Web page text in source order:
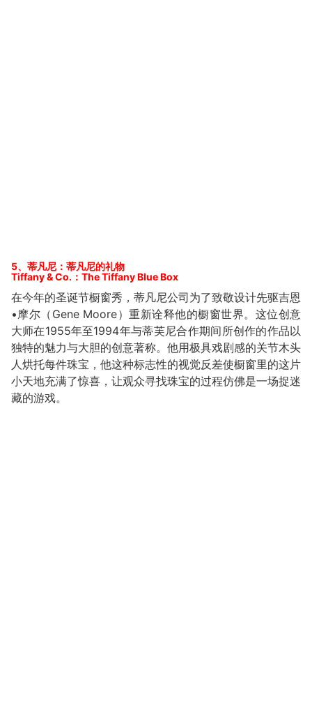
5、蒂凡尼：蒂凡尼的礼物
Tiffany & Co.：The Tiffany Blue Box
在今年的圣诞节橱窗秀，蒂凡尼公司为了致敬设计先驱吉恩
•摩尔（Gene Moore）重新诠释他的橱窗世界。这位创意
大师在1955年至1994年与蒂芙尼合作期间所创作的作品以
独特的魅力与大胆的创意著称。他用极具戏剧感的关节木头
人烘托每件珠宝，他这种标志性的视觉反差使橱窗里的这片
小天地充满了惊喜，让观众寻找珠宝的过程仿佛是一场捉迷
藏的游戏。